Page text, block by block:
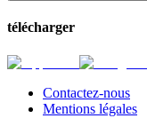
télécharger
Contactez-nous
Mentions légales